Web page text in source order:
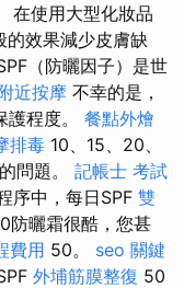
在使用大型化妝品
的效果減少皮膚缺
（防曬因子）是世
近按摩 不幸的是，
程度。 餐點外燴
排毒 10、15、20、
問題。 記帳士 考試
序中，每日SPF 雙
防曬霜很酷，您甚
費用 50。 seo 關鍵
外埔筋膜整復 50